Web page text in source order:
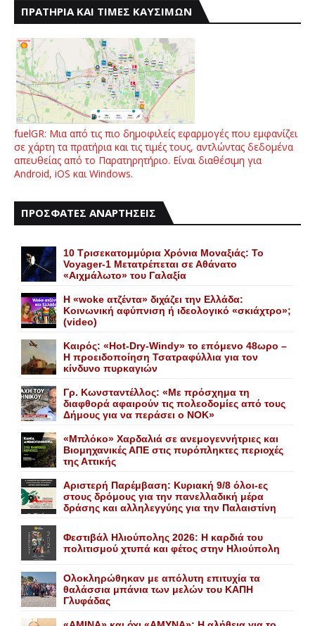
ΠΡΑΤΗΡΙΑ ΚΑΙ ΤΙΜΕΣ ΚΑΥΣΙΜΩΝ
fuelGR: Μια από τις πιο δημοφιλείς εφαρμογές που εμφανίζει
σε χάρτη τα πρατήρια και τις τιμές τους, αντλώντας δεδομένα
απευθείας από το Παρατηρητήριο. Είναι διαθέσιμη για
Android, iOS και Windows.
ΠΡΟΣΦΑΤΕΣ ΑΝΑΡΤΗΣΕΙΣ
10 Τρισεκατομμύρια Χρόνια Μοναξιάς: Το
Voyager-1 Μετατρέπεται σε Αθάνατο
«Αιχμάλωτο» του Γαλαξία
Η «woke ατζέντα» διχάζει την Ελλάδα:
Κοινωνική αφύπνιση ή ιδεολογικό «σκιάχτρο»;
(video)
Καιρός: «Hot-Dry-Windy» το επόμενο 48ωρο –
Η προειδοποίηση Τσατραφύλλια για τον
κίνδυνο πυρκαγιών
Γρ. Κωνσταντέλλος: «Με πρόσχημα τη
διαφθορά αφαιρούν τις πολεοδομίες από τους
Δήμους για να περάσει ο NOK»
«Mπλόκο» Xαρδαλιά σε ανεμογεννήτριες και
Bιομηχανικές ΑΠΕ στις πυρόπληκτες περιοχές
της Αττικής
Αριστερή Παρέμβαση: Κυριακή 9/8 όλοι-ες
στους δρόμους για την πανελλαδική μέρα
δράσης και αλληλεγγύης για την Παλαιστίνη
Φεστιβάλ Ηλιούπολης 2026: Η καρδιά του
πολιτισμού χτυπά και φέτος στην Ηλιούπολη
Ολοκληρώθηκαν με απόλυτη επιτυχία τα
θαλάσσια μπάνια των μελών του KAΠH
Γλυφάδας